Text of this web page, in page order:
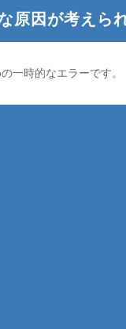
原因が考えら
一時的なエラーです。